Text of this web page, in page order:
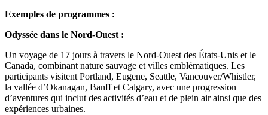
Exemples de programmes :
Odyssée dans le Nord-Ouest :
Un voyage de 17 jours à travers le Nord-Ouest des États-Unis et le
Canada, combinant nature sauvage et villes emblématiques. Les
participants visitent Portland, Eugene, Seattle, Vancouver/Whistler,
la vallée d’Okanagan, Banff et Calgary, avec une progression
d’aventures qui inclut des activités d’eau et de plein air ainsi que des
expériences urbaines.